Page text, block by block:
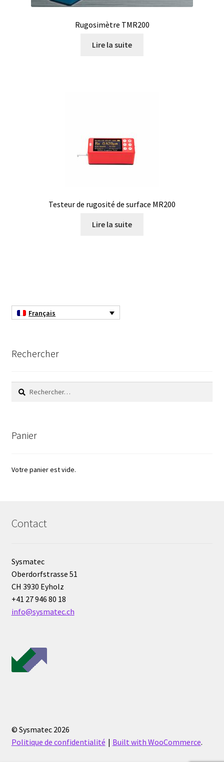
Rugosimètre TMR200
Lire la suite
Testeur de rugosité de surface MR200
Lire la suite
Français
Rechercher
Rechercher :
Panier
Votre panier est vide.
Contact
Sysmatec
Oberdorfstrasse 51
CH 3930 Eyholz
+41 27 946 80 18
info@sysmatec.ch
© Sysmatec 2026
Politique de confidentialité
Built with WooCommerce.